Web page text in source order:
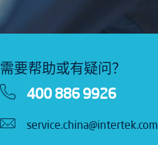
需要帮助或有疑问？
400 886 9926
service.china@intertek.com